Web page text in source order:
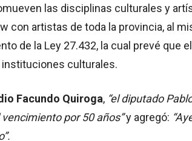
las disciplinas culturales y
con artistas de toda la provincia, al
de la Ley 27.432, la cual prevé que
instituciones culturales.
Facundo Quiroga, “el diputado
por 50 años”y agregó: